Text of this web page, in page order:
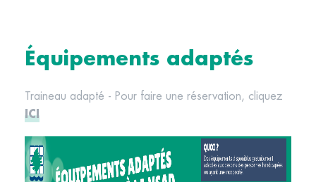
Équipements adaptés
Traineau adapté - Pour faire une réservation, cliquez
ICI